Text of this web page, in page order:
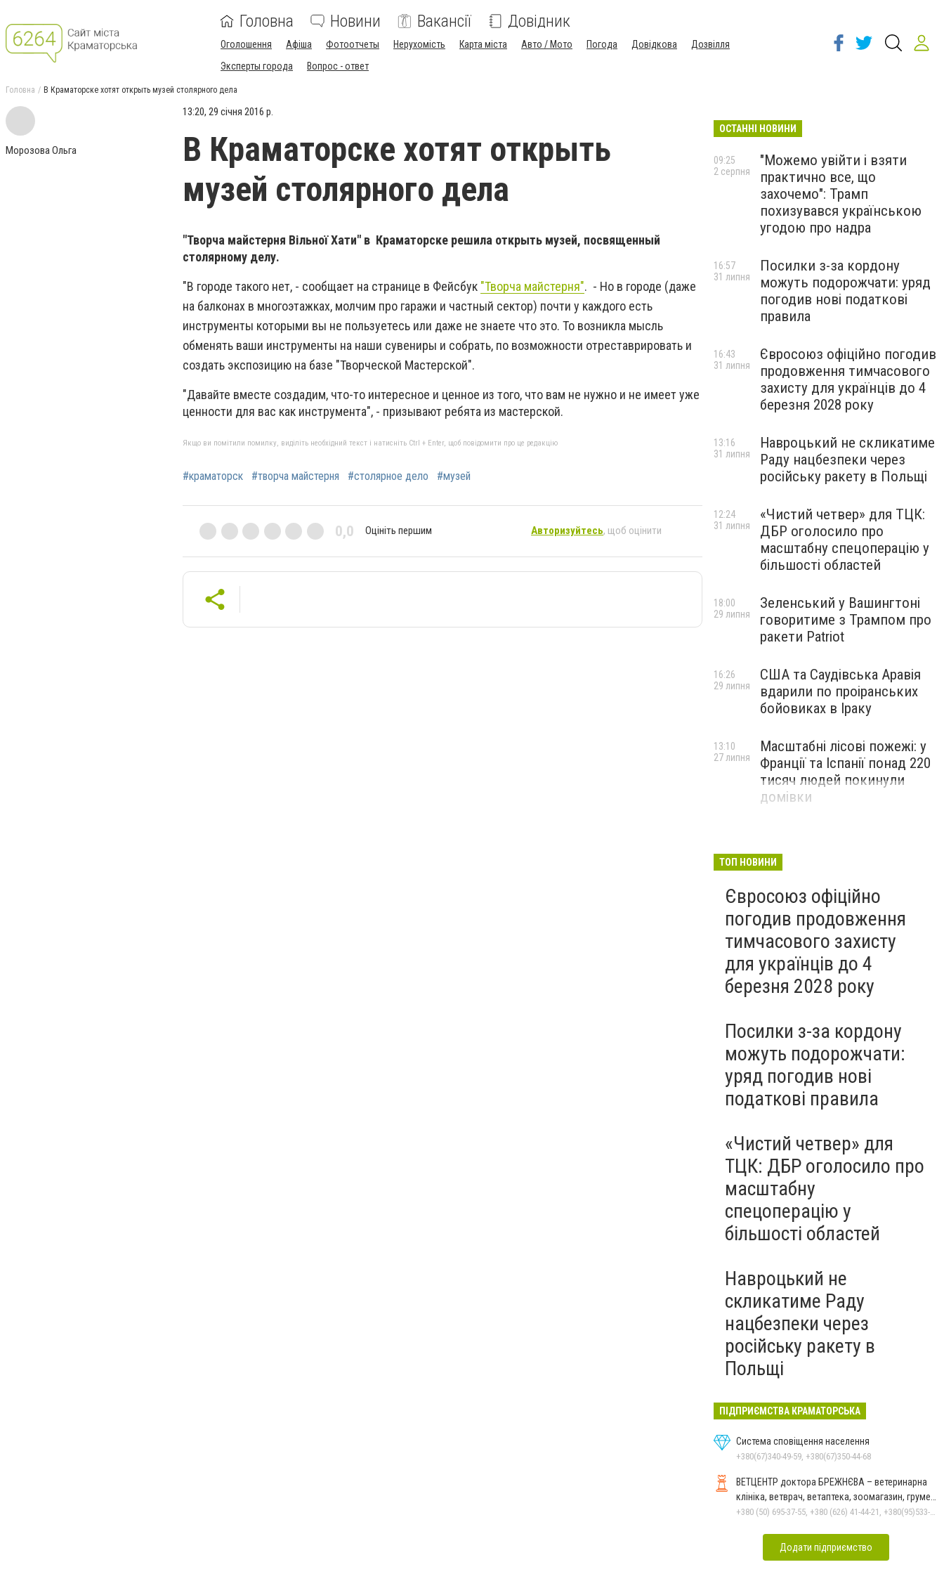
Головна Новини Вакансії Довідник
Оголошення Афіша Фотоотчеты Нерухомість Карта міста Авто / Мото Погода Довідкова
Дозвілля
Эксперты города
Вопрос - ответ
Головна В Краматорске хотят открыть музей столярного дела
Морозова Ольга
13:20, 29 січня 2016 р.
В Краматорске хотят открыть
музей столярного дела
"Творча майстерня Вільної Хати" в Краматорске решила открыть музей, посвященный
столярному делу.
"В городе такого нет, - сообщает на странице в Фейсбук "Творча майстерня". - Но в городе (даже
на балконах в многоэтажках, молчим про гаражи и частный сектор) почти у каждого есть
инструменты которыми вы не пользуетесь или даже не знаете что это. То возникла мысль
обменять ваши инструменты на наши сувениры и собрать, по возможности отреставрировать и
создать экспозицию на базе "Творческой Мастерской".
"Давайте вместе создадим, что-то интересное и ценное из того, что вам не нужно и не имеет уже
ценности для вас как инструмента", - призывают ребята из мастерской.
Якщо ви помітили помилку, виділіть необхідний текст і натисніть Ctrl + Enter, щоб повідомити про це редакцію
#краматорск #творча майстерня #столярное дело #музей
0,0 Оцініть першим Авторизуйтесь, щоб оцінити
ОСТАННІ НОВИНИ
"Можемо увійти і взяти
практично все, що
захочемо": Трамп
похизувався українською
угодою про надра
09:25
2 серпня
Посилки з-за кордону
можуть подорожчати: уряд
погодив нові податкові
правила
16:57
31 липня
Євросоюз офіційно погодив
продовження тимчасового
захисту для українців до 4
березня 2028 року
16:43
31 липня
Навроцький не скликатиме
Раду нацбезпеки через
російську ракету в Польщі
13:16
31 липня
«Чистий четвер» для ТЦК:
ДБР оголосило про
масштабну спецоперацію у
більшості областей
12:24
31 липня
Зеленський у Вашингтоні
говоритиме з Трампом про
ракети Patriot
18:00
29 липня
США та Саудівська Аравія
вдарили по проіранських
бойовиках в Іраку
16:26
29 липня
Масштабні лісові пожежі: у
Франції та Іспанії понад 220
тисяч людей покинули
домівки
13:10
27 липня
ТОП НОВИНИ
Євросоюз офіційно
погодив продовження
тимчасового захисту
для українців до 4
березня 2028 року
Посилки з-за кордону
можуть подорожчати:
уряд погодив нові
податкові правила
«Чистий четвер» для
ТЦК: ДБР оголосило про
масштабну
спецоперацію у
більшості областей
Навроцький не
скликатиме Раду
нацбезпеки через
російську ракету в
Польщі
ПІДПРИЄМСТВА КРАМАТОРСЬКА
Система сповіщення населення
+380(67)340-49-59, +380(67)350-44-68
ВЕТЦЕНТР доктора БРЕЖНЄВА – ветеринарна
клініка, ветврач, ветаптека, зоомагазин, грумер,
стрижки.
+380 (50) 695-37-55, +380 (626) 41-44-21, +380(95)533-90-03
Додати підприємство